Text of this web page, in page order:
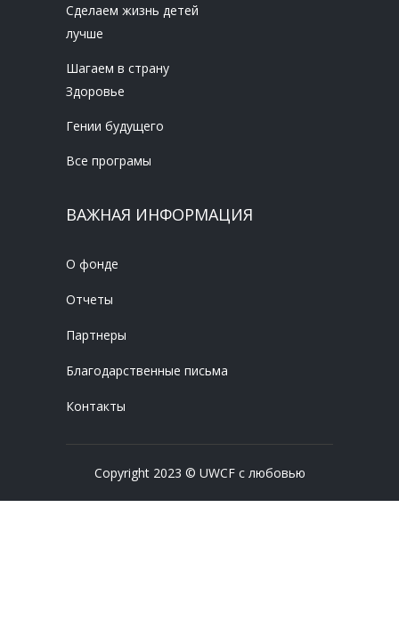
Сделаем жизнь детей
лучше
Шагаем в страну
Здоровье
Гении будущего
Все програмы
ВАЖНАЯ ИНФОРМАЦИЯ
О фонде
Отчеты
Партнеры
Благодарственные письма
Контакты
Copyright 2023 © UWCF с любовью